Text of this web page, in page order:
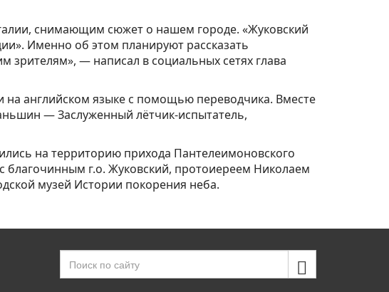
снимающим сюжет о нашем городе. «Жуковский
Именно об этом планируют рассказать
зрителям», — написал в социальных сетях глава
английском языке с помощью переводчика. Вместе
— Заслуженный лётчик-испытатель,
на территорию прихода Пантелеимоновского
благочинным г.о. Жуковский, протоиереем Николаем
музей Истории покорения неба.